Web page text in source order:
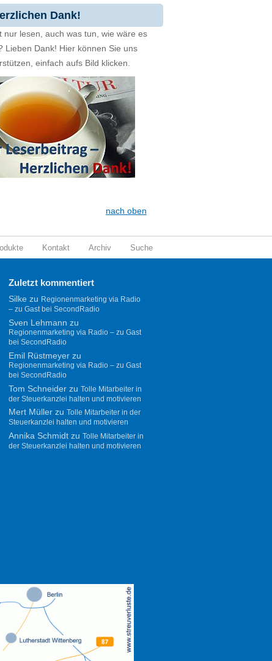
Dank!
nur lesen, auch was tun, wie wäre es
Lieben Dank! Hier können Sie uns
einfach aufs Bild klicken.
nach oben
Kontakt Archiv Suche
Zuletzt kommentiert
Silkezu Regionenmarketing via Radio
– zu Gast bei SecondRadio
Sven Lehmann zu
Regionenmarketing via Radio – zu Gast
bei SecondRadio
Emil Rüstmeyerzu
Regionenmarketing via Radio – zu Gast
bei SecondRadio
Tom Schneiderzu Tolle Mitarbeiter in
der Steuerkanzlei halten und motivieren
Mert Müllerzu Tolle Mitarbeiter in der
Steuerkanzlei halten und motivieren
Annika Schmidtzu Tolle Mitarbeiter in
der Steuerkanzlei halten und motivieren